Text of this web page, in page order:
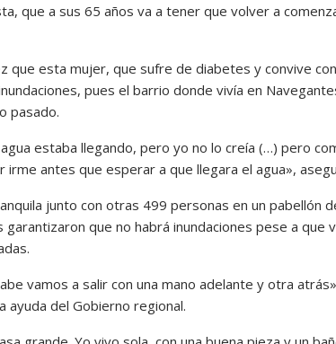
que a sus 65 años va a tener que volver a
que esta mujer, que sufre de diabetes y convive
pues el barrio donde vivía en
pasado.
estaba llegando, pero yo no lo creía (…) pero
antes que esperar a que llegara el agua»,
junto con otras 499 personas en un pabellón
que no habrá inundaciones pese a que
vamos a salir con una mano adelante y otra
ayuda del Gobierno regional.